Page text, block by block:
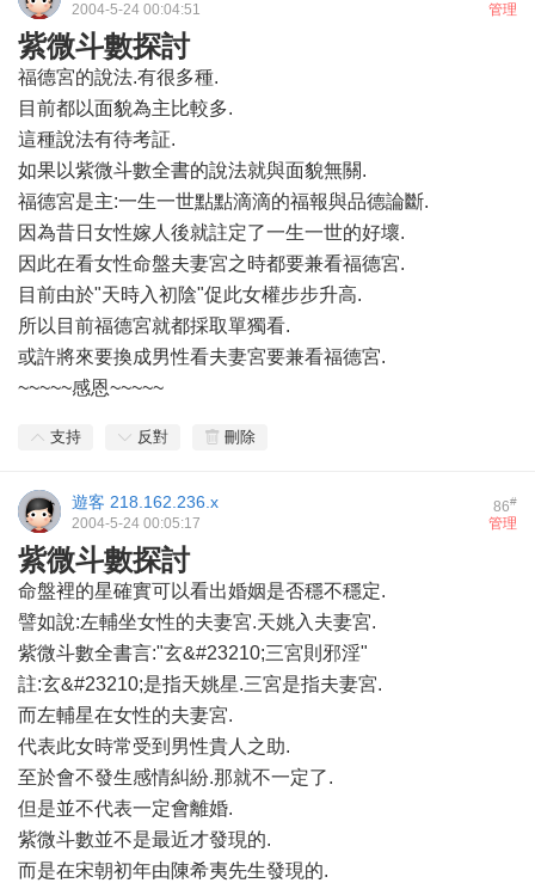
管理
2004-5-24 00:04:51
紫微斗數探討
福德宮的說法.有很多種.
目前都以面貌為主比較多.
這種說法有待考証.
如果以紫微斗數全書的說法就與面貌無關.
福德宮是主:一生一世點點滴滴的福報與品德論斷.
因為昔日女性嫁人後就註定了一生一世的好壞.
因此在看女性命盤夫妻宮之時都要兼看福德宮.
目前由於"天時入初陰"促此女權步步升高.
所以目前福德宮就都採取單獨看.
或許將來要換成男性看夫妻宮要兼看福德宮.
~~~~~感恩~~~~~
支持 反對 刪除
86#
遊客 218.162.236.x
管理
2004-5-24 00:05:17
紫微斗數探討
命盤裡的星確實可以看出婚姻是否穩不穩定.
譬如說:左輔坐女性的夫妻宮.天姚入夫妻宮.
紫微斗數全書言:"玄&#23210;三宮則邪淫"
註:玄&#23210;是指天姚星.三宮是指夫妻宮.
而左輔星在女性的夫妻宮.
代表此女時常受到男性貴人之助.
至於會不發生感情糾紛.那就不一定了.
但是並不代表一定會離婚.
紫微斗數並不是最近才發現的.
而是在宋朝初年由陳希夷先生發現的.